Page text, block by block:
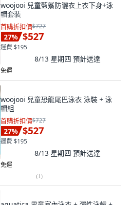
woojooi 兒童藍鯊防曬衣上衣下身+泳
帽套裝
首購折扣價$727
27% $527
運費 $195
8/13 星期四 預計送達
免運
woojooi 兒童恐龍尾巴泳衣 泳裝 + 泳
帽組
首購折扣價$727
27% $527
運費 $195
8/13 星期四 預計送達
免運
(1)